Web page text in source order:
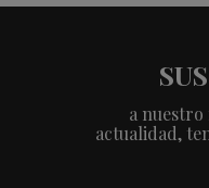
a
actualidad,